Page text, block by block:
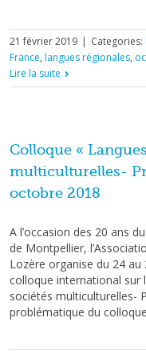
21 février 2019 | Categories:
France, langues régionales,
Lire la suite
Colloque «
multiculturelles-
octobre 2018
A l’occasion des 20 ans
de Montpellier,
Lozère organise du 24
colloque international sur
sociétés multiculturelles-
problématique du